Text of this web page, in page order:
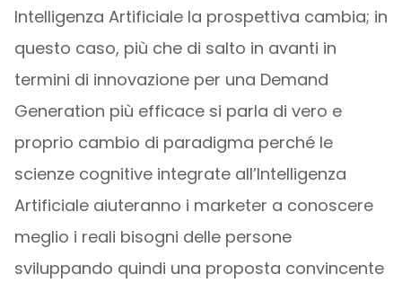
Intelligenza Artificiale la prospettiva cambia; in
questo caso, più che di salto in avanti in
termini di innovazione per una Demand
Generation più efficace si parla di vero e
proprio cambio di paradigma perché le
scienze cognitive integrate all’Intelligenza
Artificiale aiuteranno i marketer a conoscere
meglio i reali bisogni delle persone
sviluppando quindi una proposta convincente